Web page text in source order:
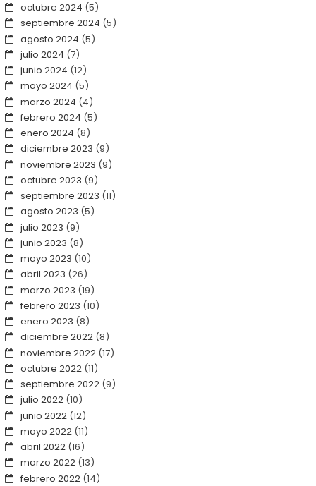
octubre 2024 (5)
septiembre 2024 (5)
agosto 2024 (5)
julio 2024 (7)
junio 2024 (12)
mayo 2024 (5)
marzo 2024 (4)
febrero 2024 (5)
enero 2024 (8)
diciembre 2023 (9)
noviembre 2023 (9)
octubre 2023 (9)
septiembre 2023 (11)
agosto 2023 (5)
julio 2023 (9)
junio 2023 (8)
mayo 2023 (10)
abril 2023 (26)
marzo 2023 (19)
febrero 2023 (10)
enero 2023 (8)
diciembre 2022(8)
noviembre 2022(17)
octubre 2022(11)
septiembre 2022(9)
julio 2022(10)
junio 2022(12)
mayo 2022(11)
abril 2022(16)
marzo 2022(13)
febrero 2022(14)